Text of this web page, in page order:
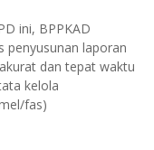
ini, BPPKAD
penyusunan laporan
dan tepat waktu
kelola
fas)